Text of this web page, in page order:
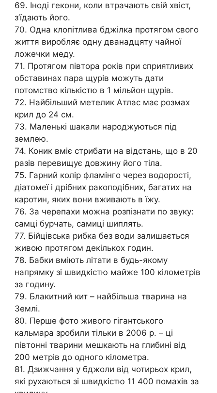
69. Іноді гекони, коли втрачають свій хвіст,
з’їдають його.
70. Одна клопітлива бджілка протягом свого
життя виробляє одну дванадцяту чайної
ложечки меду.
71. Протягом півтора років при сприятливих
обставинах пара щурів можуть дати
потомство кількістю в 1 мільйон щурів.
72. Найбільший метелик Атлас має розмах
крил до 24 см.
73. Маленькі шакали народжуються під
землею.
74. Коник вміє стрибати на відстань, що в 20
разів перевищує довжину його тіла.
75. Гарний колір фламінго через водорості,
діатомеї і дрібних ракоподібних, багатих на
каротин, яких вони вживають в їжу.
76. За черепахи можна розпізнати по звуку:
самці бурчать, самиці шиплять.
77. Бійцівська рибка без води залишається
живою протягом декількох годин.
78. Бабки вміють літати в будь-якому
напрямку зі швидкістю майже 100 кілометрів
за годину.
79. Блакитний кит – найбільша тварина на
Землі.
80. Перше фото живого гігантського
кальмара зробили тільки в 2006 р. – ці
півтонні тварини мешкають на глибині від
200 метрів до одного кілометра.
81. Дзижчання у бджоли від чотирьох крил,
які рухаються зі швидкістю 11 400 помахів за